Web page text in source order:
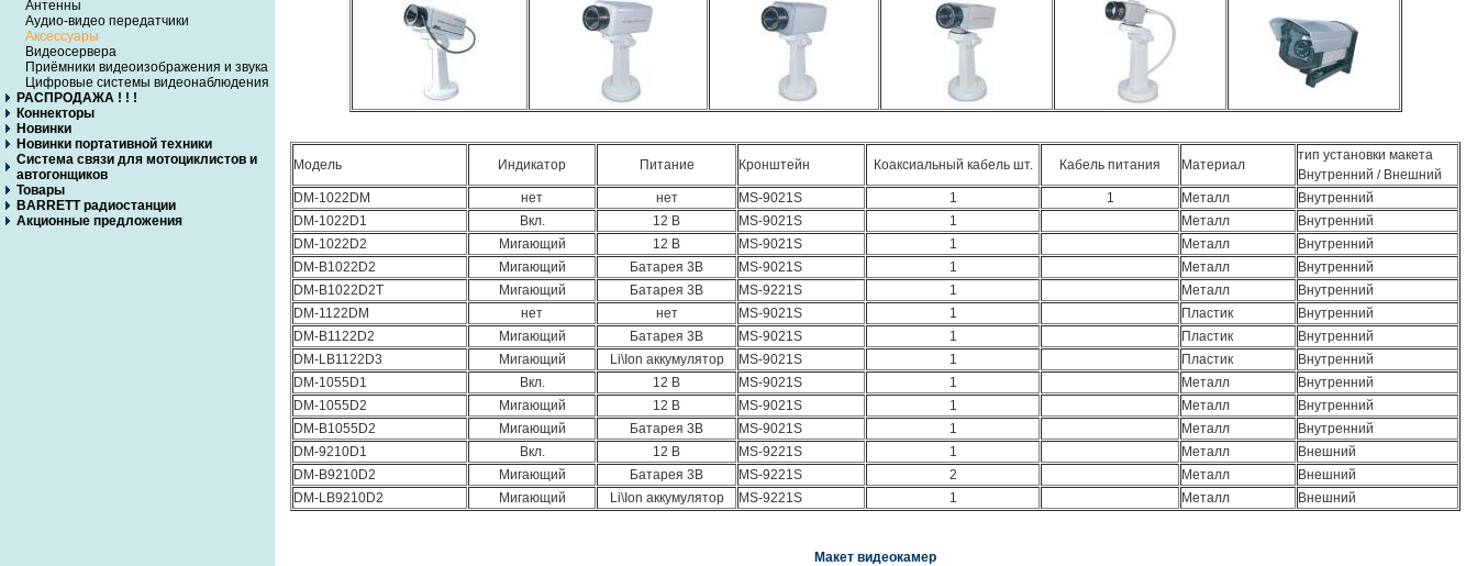
Антенны
Аудио-видео передатчики
Аксессуары
Видеосервера
Приёмники видеоизображения и звука
Цифровые системы видеонаблюдения
РАСПРОДАЖА ! ! !
Коннекторы
Новинки
Новинки портативной техники
Система связи для мотоциклистов и
автогонщиков
Товары
BARRETT радиостанции
Акционные предложения
Модель Индикатор Питание Кронштейн Коаксиальный кабель шт. Кабель питания Материал
тип установки макета
Внутренний / Внешний
DM-1022DM
нет нет MS-9021S 1 1 Металл
Внутренний
DM-1022D1
Вкл. 12 В MS-9021S 1 Металл
Внутренний
DM-1022D2
Мигающий 12 В MS-9021S 1 Металл
Внутренний
DM-B1022D2
Мигающий Батарея 3В MS-9021S 1 Металл
Внутренний
DM-B1022D2T
Мигающий Батарея 3В MS-9221S 1 Металл
Внутренний
DM-1122DM
нет нет MS-9021S 1 Пластик
Внутренний
DM-B1122D2
Мигающий Батарея 3В MS-9021S 1 Пластик
Внутренний
DM-LB1122D3
Мигающий Li\Ion аккумулятор MS-9021S 1 Пластик
Внутренний
DM-1055D1
Вкл. 12 В MS-9021S 1 Металл
Внутренний
DM-1055D2
Мигающий 12 В MS-9021S 1 Металл
Внутренний
DM-B1055D2
Мигающий Батарея 3В MS-9021S 1 Металл
Внутренний
DM-9210D1
Вкл. 12 В MS-9221S 1 Металл
Внешний
DM-B9210D2
Мигающий Батарея 3В MS-9221S 2 Металл
Внешний
DM-LB9210D2
Мигающий Li\Ion аккумулятор MS-9221S 1 Металл Внешний
Макет видеокамер